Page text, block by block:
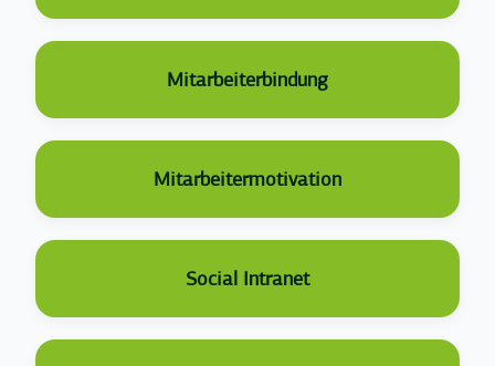
Mitarbeiterbindung
Mitarbeitermotivation
Social Intranet